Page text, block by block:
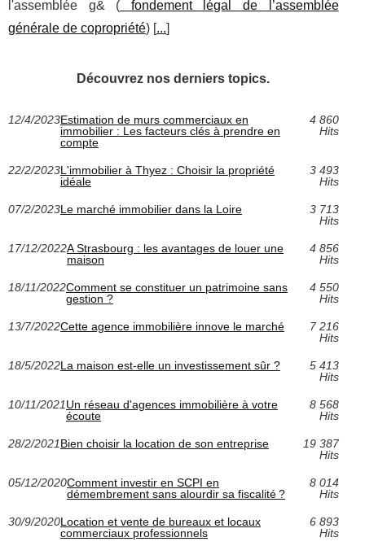
l'assemblée g& ( fondement légal de l’assemblée
générale de copropriété) [...]
Découvrez nos derniers topics.
12/4/2023Estimation de murs commerciaux en
immobilier : Les facteurs clés à prendre en
compte
4 860
Hits
22/2/2023L'immobilier à Thyez : Choisir la propriété
idéale
3 493
Hits
07/2/2023Le marché immobilier dans la Loire
3 713
Hits
17/12/2022A Strasbourg : les avantages de louer une
maison
4 856
Hits
18/11/2022Comment se constituer un patrimoine sans
gestion ?
4 550
Hits
13/7/2022Cette agence immobilière innove le marché
7 216
Hits
18/5/2022La maison est-elle un investissement sûr ?
5 413
Hits
10/11/2021Un réseau d'agences immobilière à votre
écoute
8 568
Hits
28/2/2021Bien choisir la location de son entreprise
19 387
Hits
05/12/2020Comment investir en SCPI en
démembrement sans alourdir sa fiscalité ?
8 014
Hits
30/9/2020Location et vente de bureaux et locaux
commerciaux professionnels
6 893
Hits